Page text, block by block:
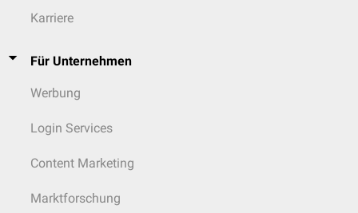
Karriere
Für Unternehmen
Werbung
Login Services
Content Marketing
Marktforschung